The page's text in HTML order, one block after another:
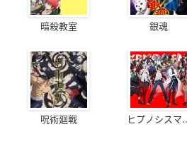
暗殺教室 銀魂
呪術廻戦 ヒプノシスマ